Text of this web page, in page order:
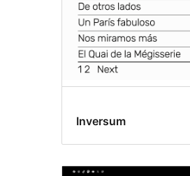
Inversum